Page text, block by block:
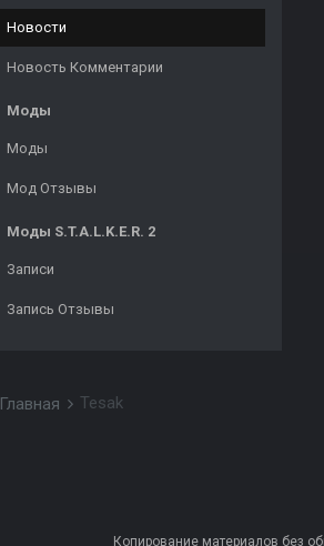
Новости
Новость Комментарии
Моды
Моды
Мод Отзывы
Моды S.T.A.L.K.E.R. 2
Записи
Запись Отзывы
Главная Tesak
Копирование материалов без